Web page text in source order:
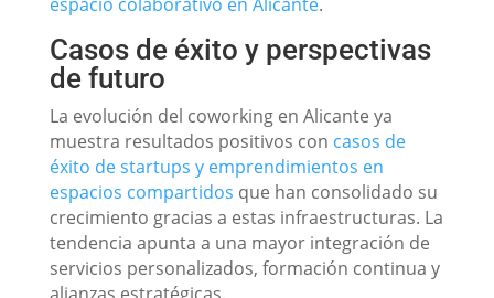
Casos de éxito y perspectivas
de futuro
La evolución del coworking en Alicante ya
muestra resultados positivos con casos de
éxito de startups y emprendimientos en
espacios compartidos que han consolidado su
crecimiento gracias a estas infraestructuras. La
tendencia apunta a una mayor integración de
servicios personalizados, formación continua y